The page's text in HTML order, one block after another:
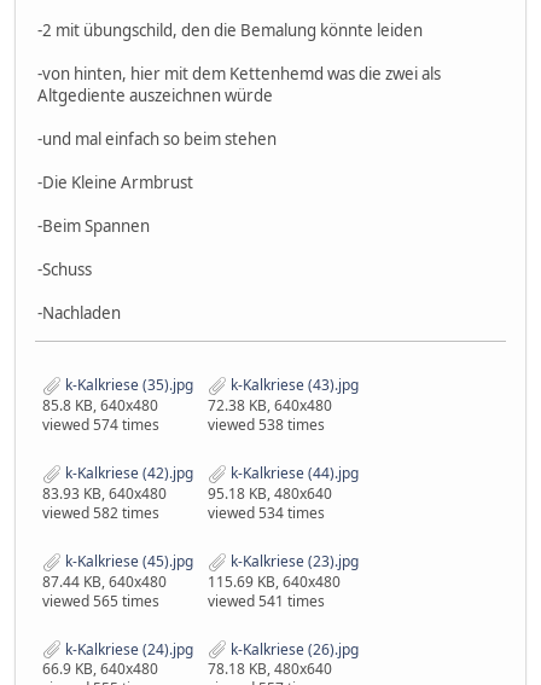
-2 mit übungschild, den die Bemalung könnte leiden
-von hinten, hier mit dem Kettenhemd was die zwei als
Altgediente auszeichnen würde
-und mal einfach so beim stehen
-Die Kleine Armbrust
-Beim Spannen
-Schuss
-Nachladen
k-Kalkriese (35).jpg
85.8 KB, 640x480
viewed 574 times
k-Kalkriese (43).jpg
72.38 KB, 640x480
viewed 538 times
k-Kalkriese (42).jpg
83.93 KB, 640x480
viewed 582 times
k-Kalkriese (44).jpg
95.18 KB, 480x640
viewed 534 times
k-Kalkriese (45).jpg
87.44 KB, 640x480
viewed 565 times
k-Kalkriese (23).jpg
115.69 KB, 640x480
viewed 541 times
k-Kalkriese (24).jpg
66.9 KB, 640x480
k-Kalkriese (26).jpg
78.18 KB, 480x640